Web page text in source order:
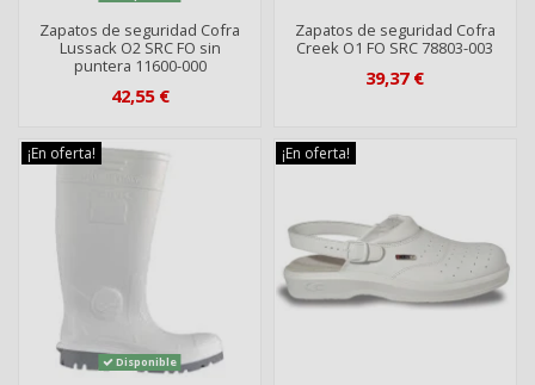
Zapatos de seguridad Cofra
Lussack O2 SRC FO sin
puntera 11600-000
42,55 €
Zapatos de seguridad Cofra
Creek O1 FO SRC 78803-003
39,37 €
¡En oferta!
Disponible
¡En oferta!